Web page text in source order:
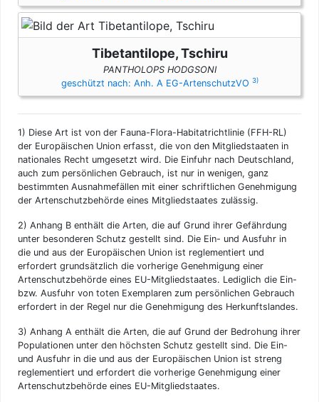
Tibetantilope, Tschiru
PANTHOLOPS HODGSONI
geschützt nach: Anh. A EG-ArtenschutzVO 3)
1) Diese Art ist von der Fauna-Flora-Habitatrichtlinie (FFH-RL)
der Europäischen Union erfasst, die von den Mitgliedstaaten in
nationales Recht umgesetzt wird. Die Einfuhr nach Deutschland,
auch zum persönlichen Gebrauch, ist nur in wenigen, ganz
bestimmten Ausnahmefällen mit einer schriftlichen Genehmigung
der Artenschutzbehörde eines Mitgliedstaates zulässig.
2) Anhang B enthält die Arten, die auf Grund ihrer Gefährdung
unter besonderen Schutz gestellt sind. Die Ein- und Ausfuhr in
die und aus der Europäischen Union ist reglementiert und
erfordert grundsätzlich die vorherige Genehmigung einer
Artenschutzbehörde eines EU-Mitgliedstaates. Lediglich die Ein-
bzw. Ausfuhr von toten Exemplaren zum persönlichen Gebrauch
erfordert in der Regel nur die Genehmigung des Herkunftslandes.
3) Anhang A enthält die Arten, die auf Grund der Bedrohung ihrer
Populationen unter den höchsten Schutz gestellt sind. Die Ein-
und Ausfuhr in die und aus der Europäischen Union ist streng
reglementiert und erfordert die vorherige Genehmigung einer
Artenschutzbehörde eines EU-Mitgliedstaates.